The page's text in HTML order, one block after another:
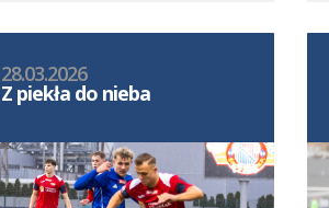
28.03.2026
Z piekła do nieba